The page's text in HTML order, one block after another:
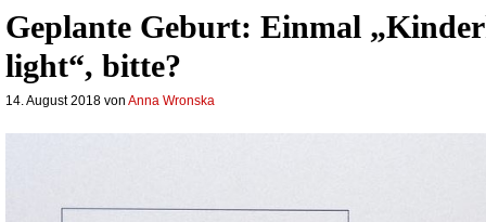
Geplante Geburt: Einmal
light“, bitte?
14. August 2018 von Anna Wronska